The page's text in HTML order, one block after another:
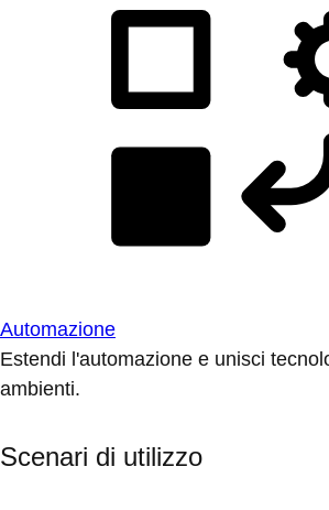
Automazione
Estendi l'automazione e unisci
ambienti.
Scenari di utilizzo